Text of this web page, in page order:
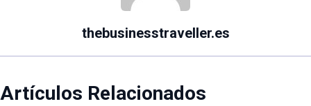
thebusinesstraveller.es
Artículos Relacionados